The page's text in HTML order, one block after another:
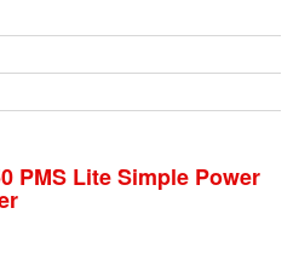
PMS Lite Simple Power